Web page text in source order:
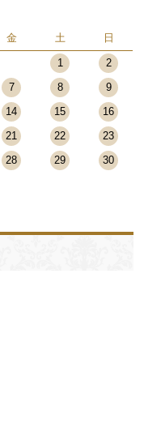
金 土 日
1
2
7 8
9
14 15
16
21 22
23
28 29
30